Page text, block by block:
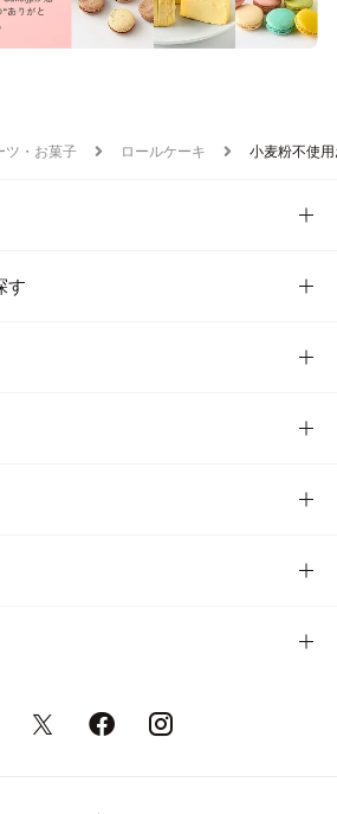
ツ・お菓子 ロールケーキ 小麦粉不使
す